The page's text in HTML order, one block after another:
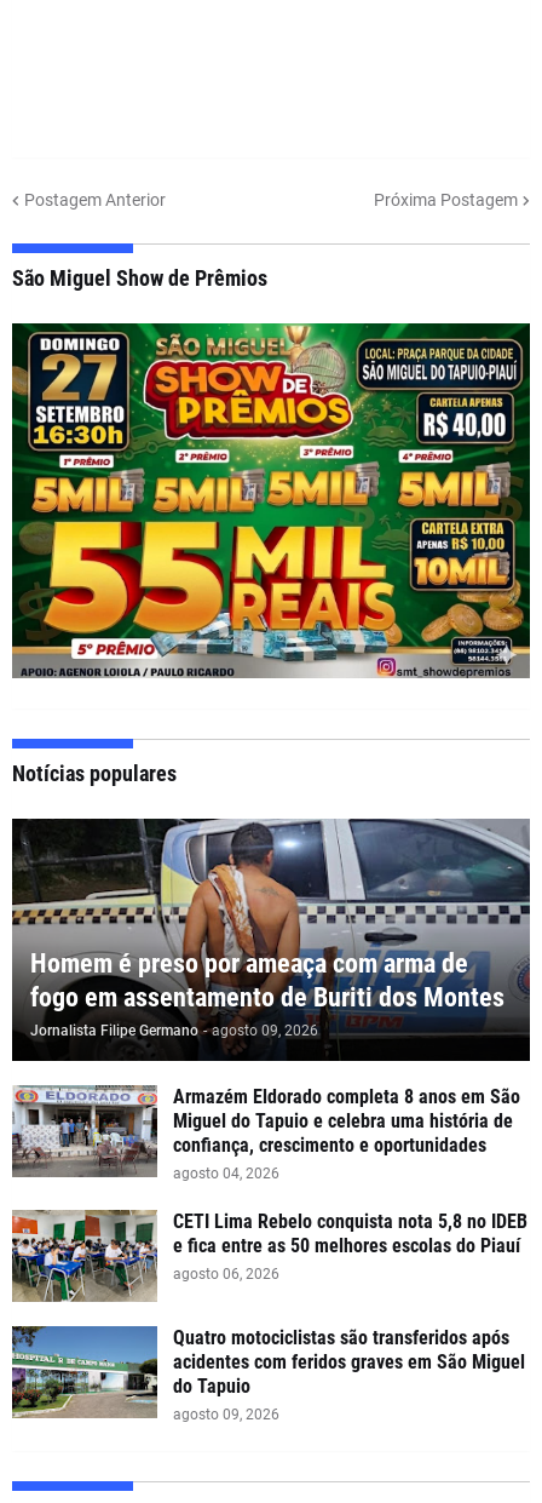
Postagem Anterior Próxima Postagem
São Miguel Show de Prêmios
Notícias populares
Homem é preso por ameaça com arma de
fogo em assentamento de Buriti dos Montes
Jornalista Filipe Germano - agosto 09, 2026
Armazém Eldorado completa 8 anos em São
Miguel do Tapuio e celebra uma história de
confiança, crescimento e oportunidades
agosto 04, 2026
CETI Lima Rebelo conquista nota 5,8 no IDEB
e fica entre as 50 melhores escolas do Piauí
agosto 06, 2026
Quatro motociclistas são transferidos após
acidentes com feridos graves em São Miguel
do Tapuio
agosto 09, 2026